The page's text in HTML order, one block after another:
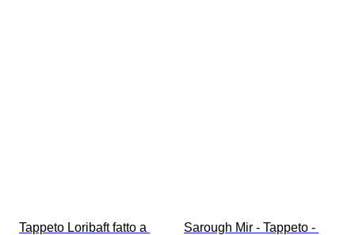
Tappeto Loribaft fatto a
Sarough Mir - Tappeto -